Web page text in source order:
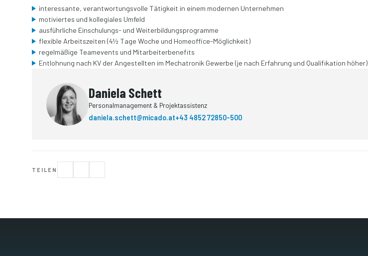
interessante, verantwortungsvolle Tätigkeit in einem modernen Unternehmen
motiviertes und kollegiales Umfeld
ausführliche Einschulungs- und Weiterbildungsprogramme
flexible Arbeitszeiten (4½ Tage Woche und Homeoffice-Möglichkeit)
regelmäßige Teamevents und Mitarbeiterbenefits
Entlohnung nach KV der Angestellten im Mechatronik Gewerbe (je nach Erfahrung und Qualifikation höher)
Daniela Schett
Personalmanagement & Projektassistenz
daniela.schett@micado.at+43 4852 72850-500
TEILEN